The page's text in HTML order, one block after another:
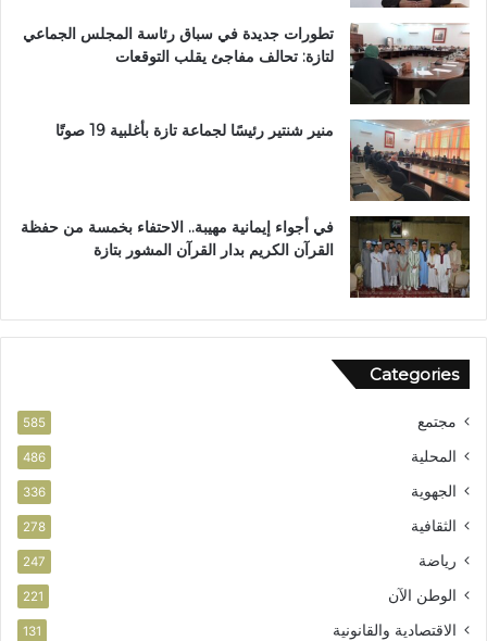
ت
ن
ب
تطورات جديدة في سباق رئاسة المجلس الجماعي
لتازة: تحالف مفاجئ يقلب التوقعات
منير شنتير رئيسًا لجماعة تازة بأغلبية 19 صوتًا
في أجواء إيمانية مهيبة.. الاحتفاء بخمسة من حفظة
القرآن الكريم بدار القرآن المشور بتازة
Categories
مجتمع 585
المحلية 486
الجهوية 336
الثقافية 278
رياضة 247
الوطن الآن 221
الاقتصادية والقانونية 131